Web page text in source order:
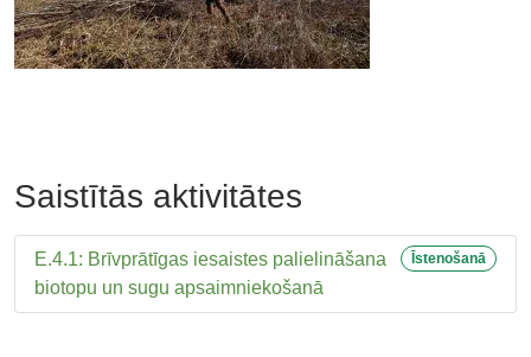
Saistītās aktivitātes
E.4.1: Brīvprātīgas iesaistes palielināšana
biotopu un sugu apsaimniekošanā
Īstenošanā